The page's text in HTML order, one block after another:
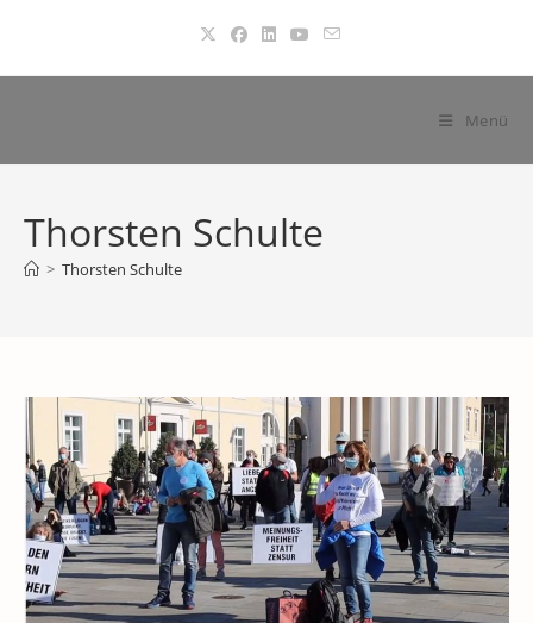
springen
Menü
Thorsten Schulte
> Thorsten Schulte